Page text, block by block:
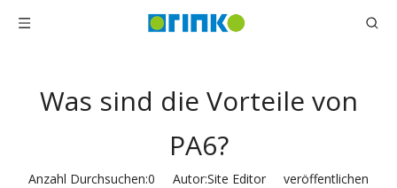
Was sind die Vorteile von
PA6?
Anzahl Durchsuchen:0 Autor:Site Editor veröffentlichen